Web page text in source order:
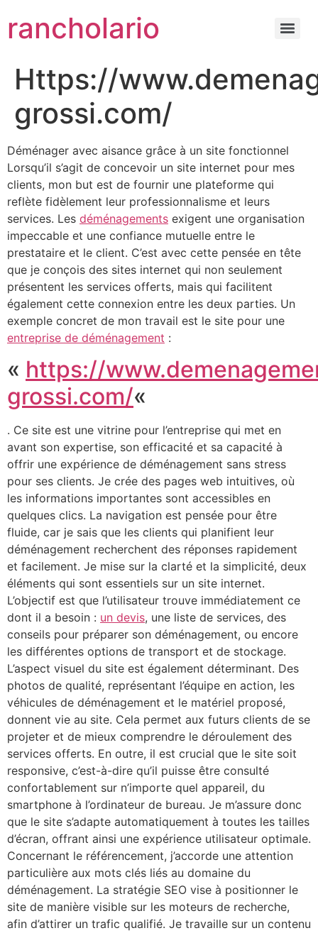
rancholario
Https://
grossi.com/
Déménager avec aisance grâce à un site fonctionnel
Lorsqu’il s’agit de concevoir un site internet pour mes
clients, mon but est de fournir une plateforme qui
reflète fidèlement leur professionnalisme et leurs
services. Les déménagements exigent une organisation
impeccable et une confiance mutuelle entre le
prestataire et le client. C’est avec cette pensée en tête
que je conçois des sites internet qui non seulement
présentent les services offerts, mais qui facilitent
également cette connexion entre les deux parties. Un
exemple concret de mon travail est le site pour une
entreprise de déménagement :
« https://
grossi.com/«
. Ce site est une vitrine pour l’entreprise qui met en
avant son expertise, son efficacité et sa capacité à
offrir une expérience de déménagement sans stress
pour ses clients. Je crée des pages web intuitives, où
les informations importantes sont accessibles en
quelques clics. La navigation est pensée pour être
fluide, car je sais que les clients qui planifient leur
déménagement recherchent des réponses rapidement
et facilement. Je mise sur la clarté et la simplicité, deux
éléments qui sont essentiels sur un site internet.
L’objectif est que l’utilisateur trouve immédiatement ce
dont il a besoin : un devis, une liste de services, des
conseils pour préparer son déménagement, ou encore
les différentes options de transport et de stockage.
L’aspect visuel du site est également déterminant. Des
photos de qualité, représentant l’équipe en action, les
véhicules de déménagement et le matériel proposé,
donnent vie au site. Cela permet aux futurs clients de se
projeter et de mieux comprendre le déroulement des
services offerts. En outre, il est crucial que le site soit
responsive, c’est-à-dire qu’il puisse être consulté
confortablement sur n’importe quel appareil, du
smartphone à l’ordinateur de bureau. Je m’assure donc
que le site s’adapte automatiquement à toutes les tailles
d’écran, offrant ainsi une expérience utilisateur optimale.
Concernant le référencement, j’accorde une attention
particulière aux mots clés liés au domaine du
déménagement. La stratégie SEO vise à positionner le
site de manière visible sur les moteurs de recherche,
afin d’attirer un trafic qualifié. Je travaille sur un contenu